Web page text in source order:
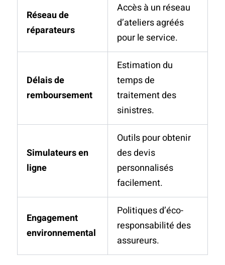
Réseau de
réparateurs
Accès à un réseau
d’ateliers agréés
pour le service.
Délais de
remboursement
Estimation du
temps de
traitement des
sinistres.
Simulateurs en
ligne
Outils pour obtenir
des devis
personnalisés
facilement.
Engagement
environnemental
Politiques d’éco-
responsabilité des
assureurs.